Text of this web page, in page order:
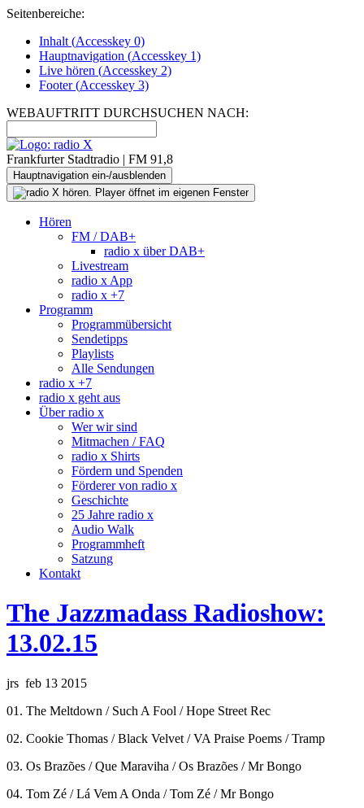
Seitenbereiche:
Inhalt (Accesskey 0)
Hauptnavigation (Accesskey 1)
Live hören (Accesskey 2)
Footer(Accesskey 3)
WEBAUFTRITT DURCHSUCHEN NACH:
Frankfurter Stadtradio | FM 91,8
Hauptnavigation ein-/ausblenden
Hören
FM / DAB+
radio x über DAB+
Livestream
radio x App
radio x +7
Programm
Programmübersicht
Sendetipps
Playlists
Alle Sendungen
radio x +7
radio x geht aus
Über radio x
Wer wir sind
Mitmachen / FAQ
radio x Shirts
Fördern und Spenden
Förderer von radio x
Geschichte
25 Jahre radio x
Audio Walk
Programmheft
Satzung
Kontakt
The Jazzmadass Radioshow:
13.02.15
jrs feb 13 2015
01. The Meltdown / Such A Fool / Hope Street Rec
02. Cookie Thomas / Black Velvet / VA Praise Poems / Tramp
03. Os Brazões / Que Maraviha / Os Brazões / Mr Bongo
04. Tom Zé / Lá Vem A Onda / Tom Zé / Mr Bongo